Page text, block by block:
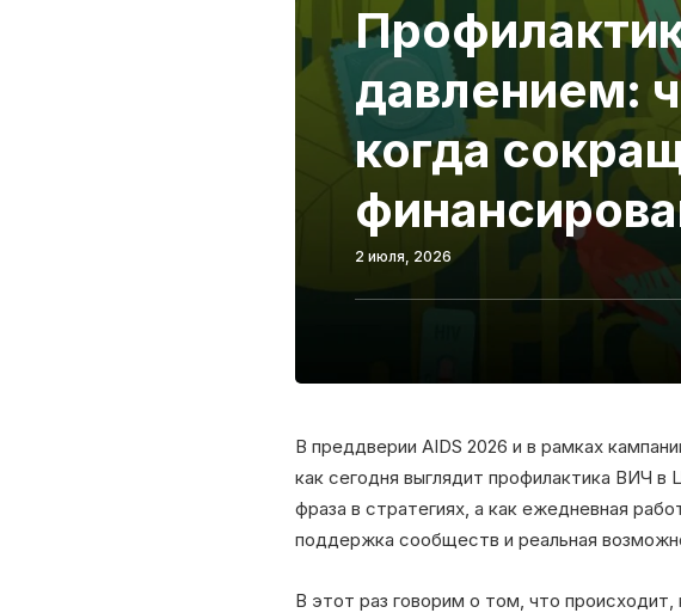
давлением:
когда
2 июля, 2026
В преддверии AIDS 2026 и в рамках
как сегодня выглядит профилактика ВИЧ
фраза в стратегиях, а как ежедневная
поддержка сообществ и реальная
В этот раз говорим о том, что